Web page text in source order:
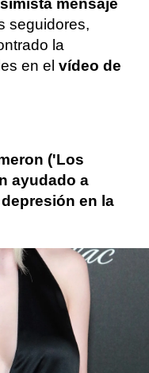
mensaje
seguidores,
la
en el vídeo de
('Los
ayudado a
en la